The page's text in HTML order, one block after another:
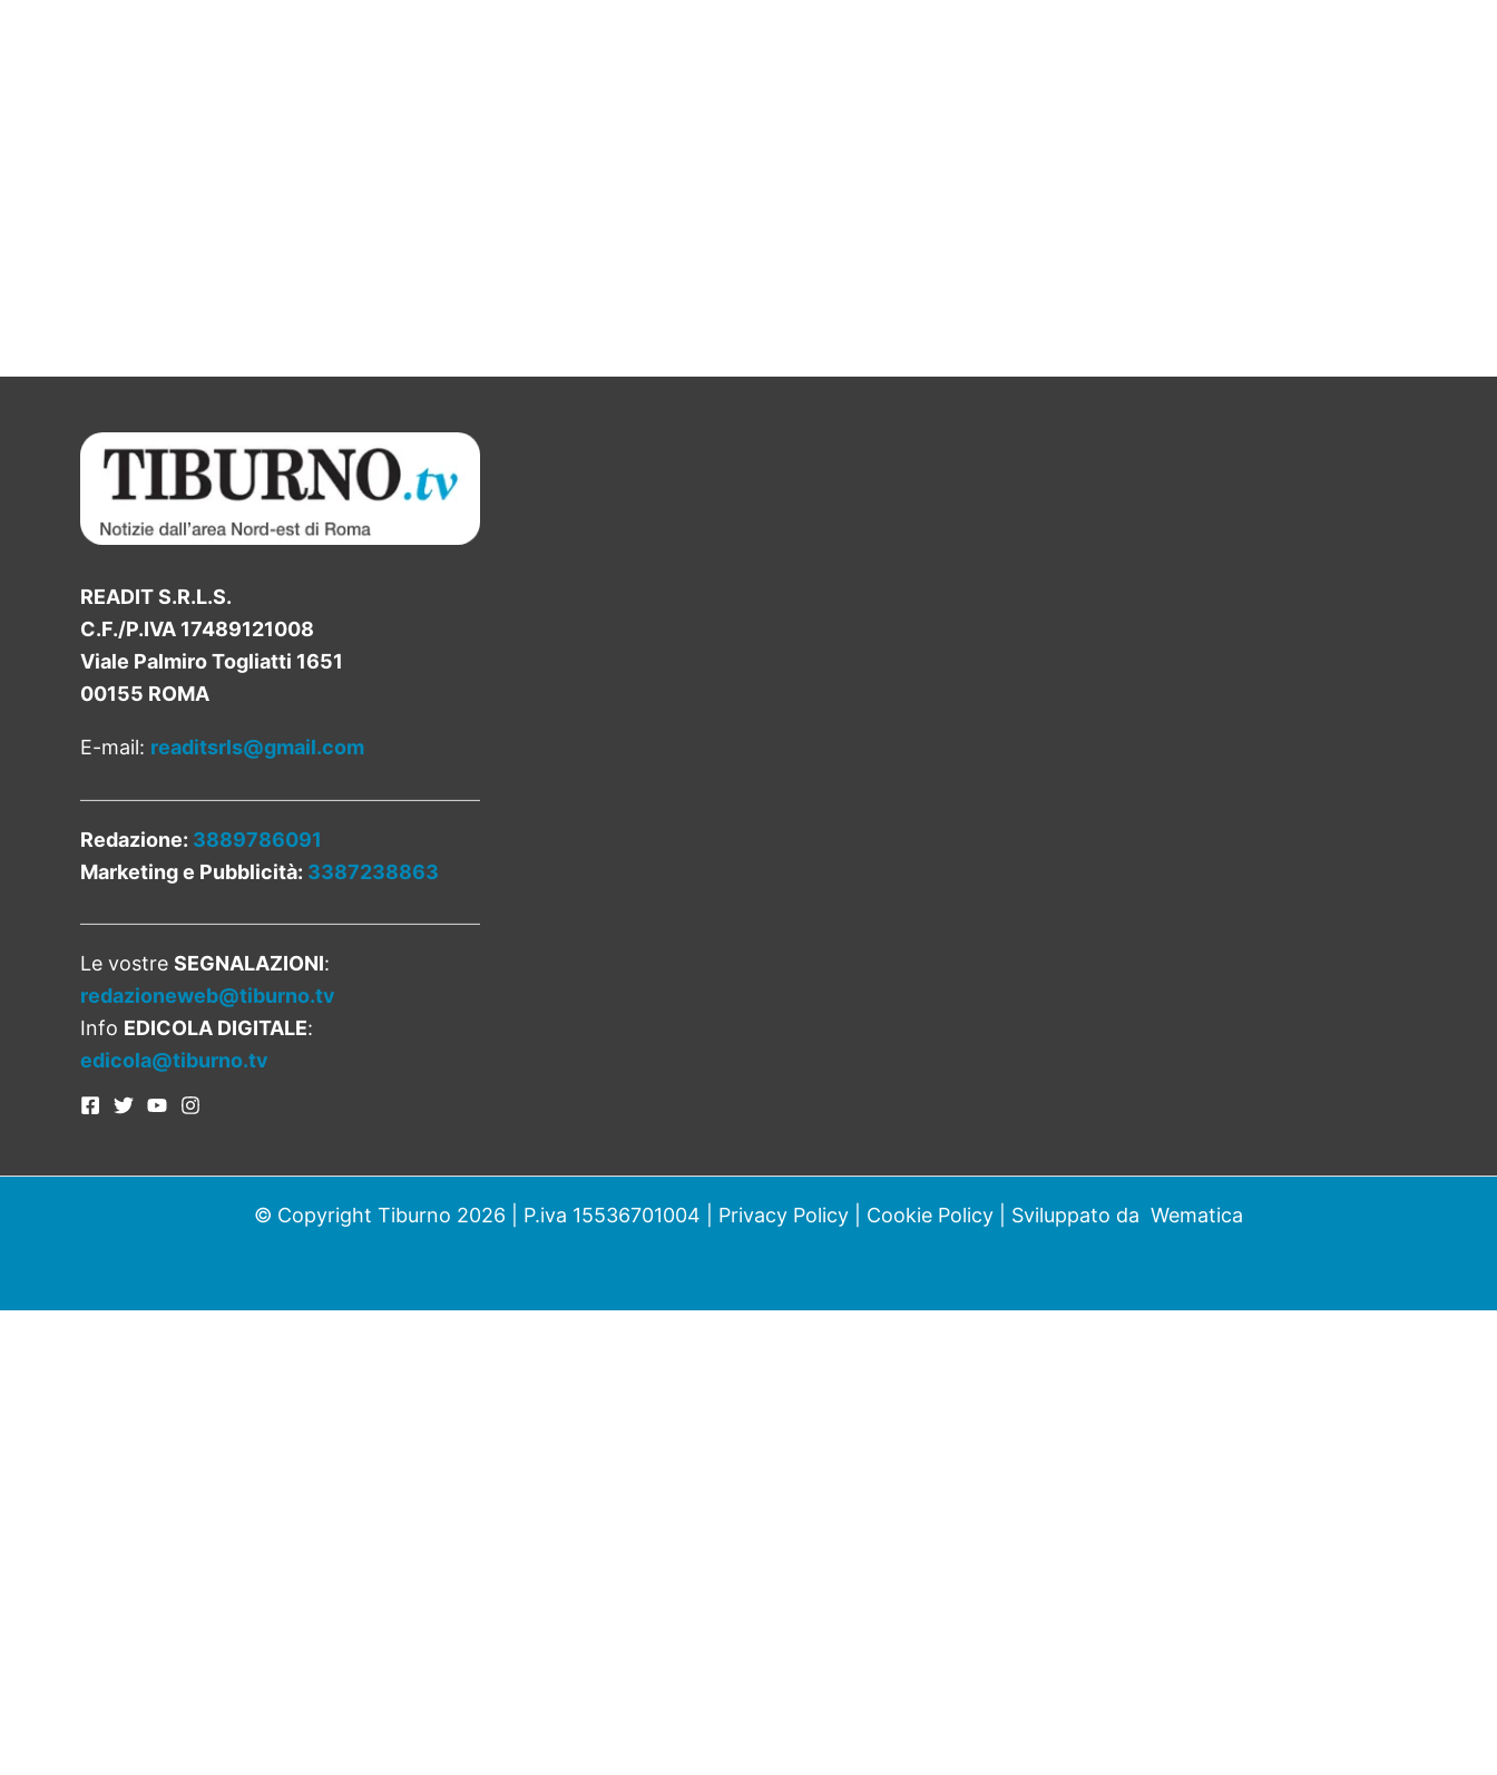
READIT S.R.L.S.
C.F./P.IVA 17489121008
Viale Palmiro Togliatti 1651
00155 ROMA
E-mail: readitsrls@gmail.com
Redazione: 3889786091
Marketing e Pubblicità: 3387238863
Le vostre SEGNALAZIONI:
redazioneweb@tiburno.tv
Info EDICOLA DIGITALE:
edicola@tiburno.tv
© Copyright Tiburno 2026 | P.iva 15536701004 | Privacy Policy Cookie Policy | Sviluppato da Wematica